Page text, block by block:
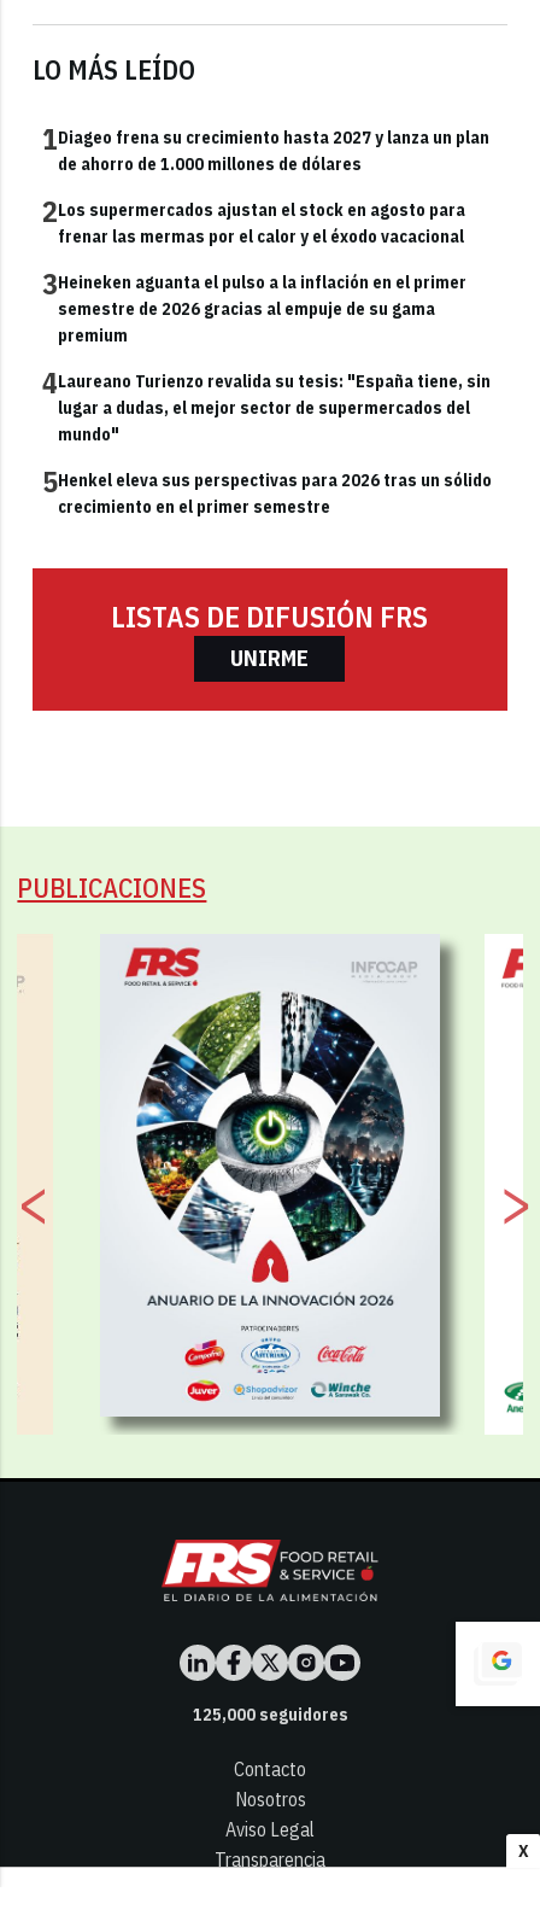
X
LO MÁS LEÍDO
1Diageo frena su crecimiento hasta 2027 y lanza un plan
de ahorro de 1.000 millones de dólares
2Los supermercados ajustan el stock en agosto para
frenar las mermas por el calor y el éxodo vacacional
3Heineken aguanta el pulso a la inflación en el primer
semestre de 2026 gracias al empuje de su gama
premium
4Laureano Turienzo revalida su tesis: "España tiene, sin
lugar a dudas, el mejor sector de supermercados del
mundo"
5Henkel eleva sus perspectivas para 2026 tras un sólido
crecimiento en el primer semestre
LISTAS DE DIFUSIÓN FRS
UNIRME
PUBLICACIONES
125,000seguidores
Contacto
Nosotros
Aviso Legal
Transparencia